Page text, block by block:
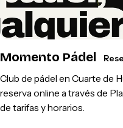
Momento Pádel
Club de pádel en Cuarte de
reserva online a través de
de tarifas y horarios.